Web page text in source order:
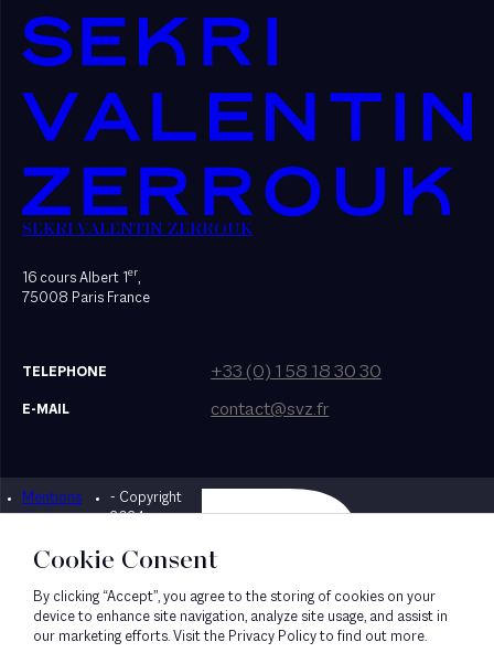
SEKRI VALENTIN ZERROUK
16 cours Albert 1er,
75008 Paris France
TELEPHONE +33 (0) 1 58 18 30 30
E-MAIL contact@svz.fr
Mentions
légales
- Copyright
2024
Designed by Bonhomme
Cookie Consent
By clicking “Accept”, you agree to the storing of cookies on your
device to enhance site navigation, analyze site usage, and assist in
our marketing efforts. Visit the Privacy Policy to find out more.